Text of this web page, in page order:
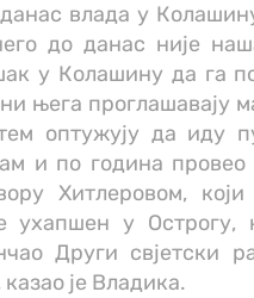
влада у
до данас није
у Колашину да га
њега проглашавају
оптужују да иду
и по година провео
Хитлеровом, који
ухапшен у Острогу,
Други свјетски
је Владика.